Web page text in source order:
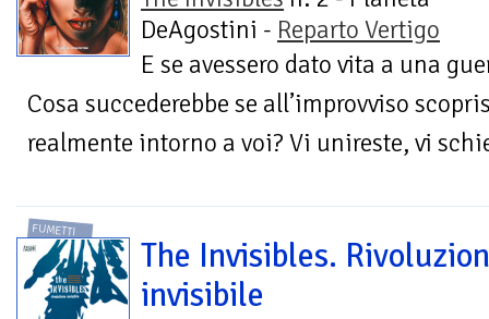
DeAgostini - Reparto Vertigo
E se avessero dato vita a una
Cosa succederebbe se all’improvviso
realmente intorno a voi? Vi unireste, vi
FUMETTI
The Invisibles.
invisibile